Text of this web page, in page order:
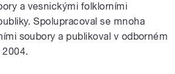
a vesnickými folklorními
Spolupracoval se mnoha
soubory a publikoval v odborném